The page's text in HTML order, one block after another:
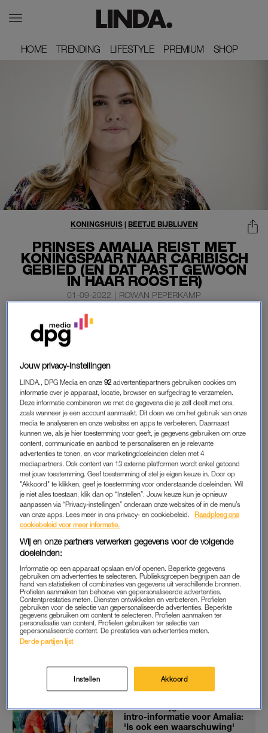
HOME
HOME TRENDING
TRENDING LIFESTYLE
LIFESTYLE PREMIUM
PREMIUM SHOP
SHOP
PRINSES AMALIA REIST MET
KONINGSPAAR NAAR CARIBISCH
GEBIED (EN DAT PAST GEWOON
IN HAAR ROOSTER)
KONINGSHUIS| BEETJE BIJBLIJVEN
01-09-2022 | ROWAN PEPERKAMP
Prinses Amalia maakt eind januari en begin februari
volgend jaar een reis naar het Caribisch deel van het
Willem-Alexander en koningin Máxima.
Dat meldt de Rijksvoorlichtingsdienst (RVD).
PRINSES AMALIA
De prinses zal begin volgend jaar kennismaken met de landen
Aruba, Curaçao en Sint Maarten en de eilanden die Caribisch
Nederland vormen: Bonaire, Sint Eustatius en Saba.
Het gezelschap wordt begeleid door staatssecretaris
Alexandra van Huffelen (Koninkrijksrelaties en Digitalisering).
STUDIE
De RVD laat daarbij ook weten dat de reis geen invloed zal
hebben op de studie van Amalia. “De reisperiode past binnen
het curriculum van de studie”, aldus de voorlichtingsdienst. Ze
hoeft haar lessen dus niet te missen.
Amalia start dit studiejaar aan de bacheloropleiding Politics,
van Amsterdam (UvA).
Máxima krijgt in Delft tas vol
intro-informatie voor Amalia:
'Is ook een waarschuwing'
Jouw privacy-instellingen
LINDA., DPG Media en onze92 advertentiepartners gebruiken cookies om
informatie over je apparaat, locatie, browser en surfgedrag te verzamelen.
Deze informatie combineren we met de gegevens die je zelf deelt met ons,
zoals wanneer je een account aanmaakt. Dit doen we om het gebruik van onze
media te analyseren en onze websites en apps te verbeteren. Daarnaast
kunnen we, als je hier toestemming voor geeft, je gegevens gebruiken om onze
content, communicatie en aanbod te personaliseren en je relevante
advertenties te tonen, en voor marketingdoeleinden delen met 4
mediapartners. Ook content van 13 externe platformen wordt enkel getoond
met jouw toestemming. Geef toestemming of stel je eigen keuze in. Door op
"Akkoord" te klikken, geef je toestemming voor onderstaande doeleinden. Wil
je niet alles toestaan, klik dan op “Instellen”. Jouw keuze kun je opnieuw
aanpassen via “Privacy-instellingen” onderaan onze websites of in de menu’s
van onze apps. Lees meer in ons privacy- en cookiebeleid.
Raadpleeg ons
cookiebeleid voor meer informatie.
Wij en onze partners verwerken gegevens voor de volgende
doeleinden:
Informatie op een apparaat opslaan en/of openen. Beperkte gegevens
gebruiken om advertenties te selecteren. Publieksgroepen begrijpen aan de
hand van statistieken of combinaties van gegevens uit verschillende bronnen.
Profielen aanmaken ten behoeve van gepersonaliseerde advertenties.
Contentprestaties meten. Diensten ontwikkelen en verbeteren. Profielen
gebruiken voor de selectie van gepersonaliseerde advertenties. Beperkte
gegevens gebruiken om content te selecteren. Profielen aanmaken ter
personalisatie van content. Profielen gebruiken ter selectie van
gepersonaliseerde content. De prestaties van advertenties meten.
Derde partijen lijst
Instellen Akkoord